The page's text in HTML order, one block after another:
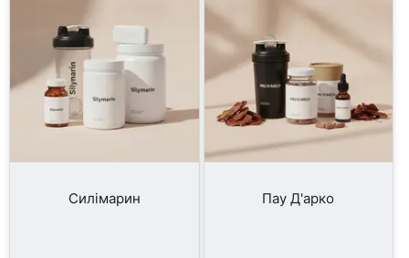
Силімарин Пау Д'арко